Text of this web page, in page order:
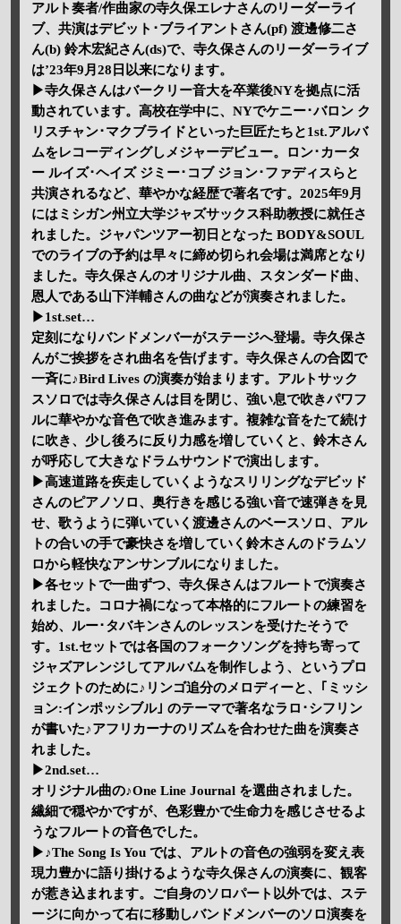
アルト奏者/作曲家の寺久保エレナさんのリーダーライ
ブ、共演はデビット･ブライアントさん(pf) 渡邊修二さ
ん(b) 鈴木宏紀さん(ds)で、寺久保さんのリーダーライブ
は’23年9月28日以来になります。
▶寺久保さんはバークリー音大を卒業後NYを拠点に活
動されています。高校在学中に、NYでケニー･バロン ク
リスチャン･マクブライドといった巨匠たちと1st.アルバ
ムをレコーディングしメジャーデビュー。ロン･カータ
ー ルイズ･ヘイズ ジミー･コブ ジョン･ファディスらと
共演されるなど、華やかな経歴で著名です。2025年9月
にはミシガン州立大学ジャズサックス科助教授に就任さ
れました。ジャパンツアー初日となった BODY&SOUL
でのライブの予約は早々に締め切られ会場は満席となり
ました。寺久保さんのオリジナル曲、スタンダード曲、
恩人である山下洋輔さんの曲などが演奏されました。
▶1st.set…
定刻になりバンドメンバーがステージへ登場。寺久保さ
んがご挨拶をされ曲名を告げます。寺久保さんの合図で
一斉に♪Bird Lives の演奏が始まります。アルトサック
スソロでは寺久保さんは目を閉じ、強い息で吹きパワフ
ルに華やかな音色で吹き進みます。複雑な音をたて続け
に吹き、少し後ろに反り力感を増していくと、鈴木さん
が呼応して大きなドラムサウンドで演出します。
▶高速道路を疾走していくようなスリリングなデビッド
さんのピアノソロ、奥行きを感じる強い音で速弾きを見
せ、歌うように弾いていく渡邊さんのベースソロ、アル
トの合いの手で豪快さを増していく鈴木さんのドラムソ
ロから軽快なアンサンブルになりました。
▶各セットで一曲ずつ、寺久保さんはフルートで演奏さ
れました。コロナ禍になって本格的にフルートの練習を
始め、ルー･タバキンさんのレッスンを受けたそうで
す。1st.セットでは各国のフォークソングを持ち寄って
ジャズアレンジしてアルバムを制作しよう、というプロ
ジェクトのために♪リンゴ追分のメロディーと、｢ミッシ
ョン:インポッシブル｣ のテーマで著名なラロ･シフリン
が書いた♪アフリカーナのリズムを合わせた曲を演奏さ
れました。
▶2nd.set…
オリジナル曲の♪One Line Journal を選曲されました。
繊細で穏やかですが、色彩豊かで生命力を感じさせるよ
うなフルートの音色でした。
▶♪The Song Is You では、アルトの音色の強弱を変え表
現力豊かに語り掛けるような寺久保さんの演奏に、観客
が惹き込まれます。ご自身のソロパート以外では、ステ
ージに向かって右に移動しバンドメンバーのソロ演奏を